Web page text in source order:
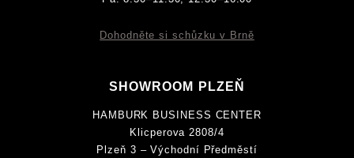
Dohodněte si schůzku v Brně
SHOWROOM PLZEŇ
HAMBURK BUSINESS CENTER
Klicperova 2808/4
Plzeň 3 – Východní Předměstí